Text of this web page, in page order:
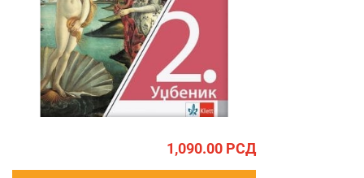
1,090.00 РСД